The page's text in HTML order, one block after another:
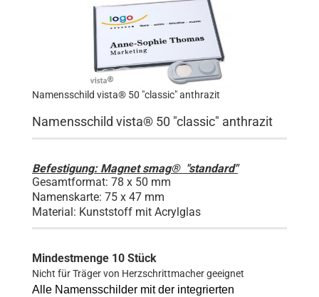
Namensschild vista® 50 "classic" anthrazit
Namensschild vista® 50 "classic" anthrazit
Befestigung: Magnet smag® "standard"
Gesamtformat: 78 x 50 mm
Namenskarte: 75 x 47 mm
Material: Kunststoff mit Acrylglas
Mindestmenge 10 Stück
Nicht für Träger von Herzschrittmacher geeignet
Alle Namensschilder mit der integrierten